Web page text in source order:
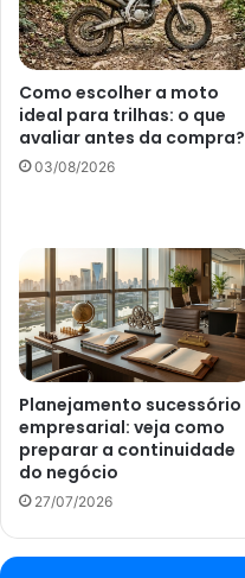
Como escolher a moto
ideal para trilhas: o que
avaliar antes da compra?
03/08/2026
Planejamento sucessório
empresarial: veja como
preparar a continuidade
do negócio
27/07/2026